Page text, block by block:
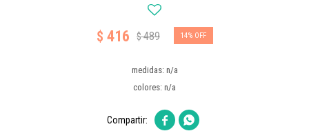
$ 416 $489 14
medidas: n/a
colores: n/a
 